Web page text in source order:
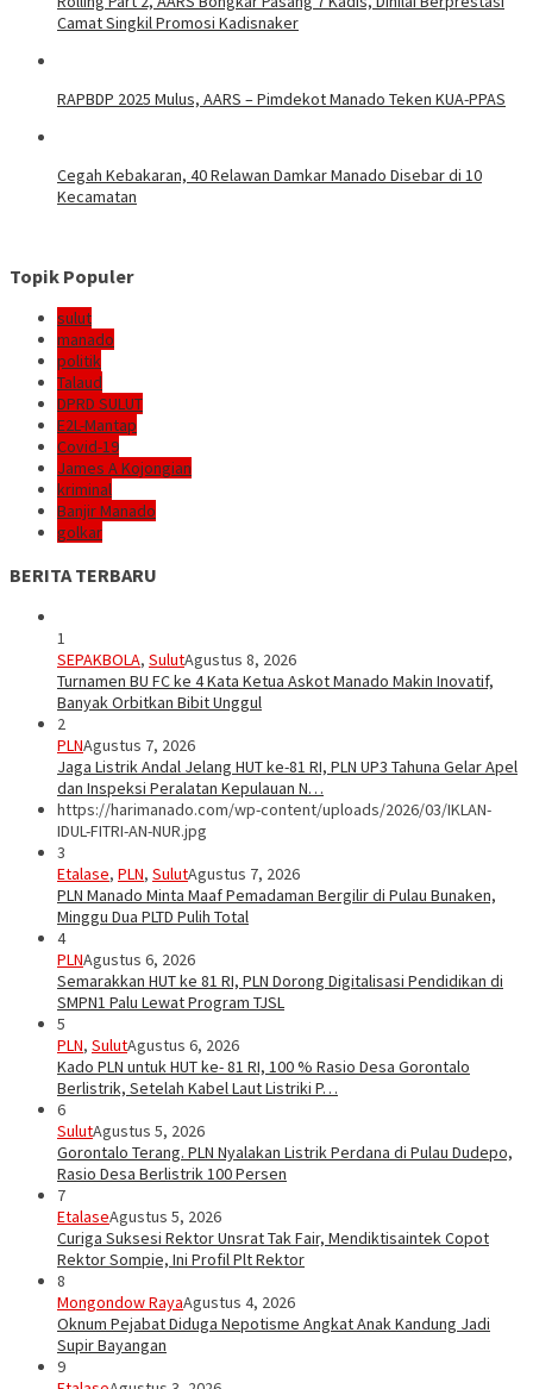
Camat Singkil Promosi Kadisnaker
RAPBDP 2025 Mulus, AARS – Pimdekot Manado Teken KUA-PPAS
Cegah Kebakaran, 40 Relawan Damkar Manado Disebar di 10
Kecamatan
Topik Populer
sulut
manado
politik
Talaud
DPRD SULUT
E2L-Mantap
Covid-19
James A Kojongian
kriminal
Banjir Manado
golkar
BERITA TERBARU
1
SEPAKBOLA, SulutAgustus 8, 2026
Turnamen BU FC ke 4 Kata Ketua Askot Manado Makin Inovatif,
Banyak Orbitkan Bibit Unggul
2
PLNAgustus 7, 2026
Jaga Listrik Andal Jelang HUT ke-81 RI, PLN UP3 Tahuna Gelar Apel
dan Inspeksi Peralatan Kepulauan N…
https://harimanado.com/wp-content/uploads/2026/03/IKLAN-
IDUL-FITRI-AN-NUR.jpg
3
Etalase, PLN, SulutAgustus 7, 2026
PLN Manado Minta Maaf Pemadaman Bergilir di Pulau Bunaken,
Minggu Dua PLTD Pulih Total
4
PLNAgustus 6, 2026
Semarakkan HUT ke 81 RI, PLN Dorong Digitalisasi Pendidikan di
SMPN1 Palu Lewat Program TJSL
5
PLN, SulutAgustus 6, 2026
Kado PLN untuk HUT ke- 81 RI, 100 % Rasio Desa Gorontalo
Berlistrik, Setelah Kabel Laut Listriki P…
6
SulutAgustus 5, 2026
Gorontalo Terang. PLN Nyalakan Listrik Perdana di Pulau Dudepo,
Rasio Desa Berlistrik 100 Persen
7
EtalaseAgustus 5, 2026
Curiga Suksesi Rektor Unsrat Tak Fair, Mendiktisaintek Copot
Rektor Sompie, Ini Profil Plt Rektor
8
Mongondow RayaAgustus 4, 2026
Oknum Pejabat Diduga Nepotisme Angkat Anak Kandung Jadi
Supir Bayangan
9